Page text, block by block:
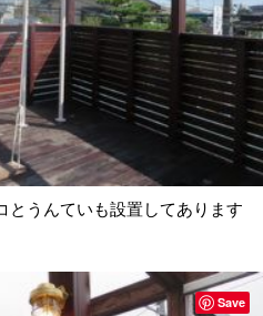
とうんていも設置してあります
Save